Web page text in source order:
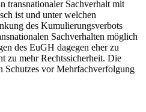
transnationaler Sachverhalt mit
ist und unter welchen
des Kumulierungsverbots
Sachverhalten möglich
des EuGH dagegen eher zu
zu mehr Rechtssicherheit. Die
Schutzes vor Mehrfachverfolgung